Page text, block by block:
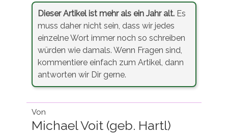
Dieser Artikel ist mehr als ein Jahr alt. Es
muss daher nicht sein, dass wir jedes
einzelne Wort immer noch so schreiben
würden wie damals. Wenn Fragen sind,
kommentiere einfach zum Artikel, dann
antworten wir Dir gerne.
Von
Michael Voit (geb. Hartl)